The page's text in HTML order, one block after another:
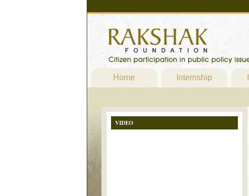
Home Internship
VIDEO